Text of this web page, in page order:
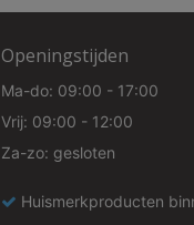
Openingstijden
Ma-do: 09:00 - 17:00
Vrij: 09:00 - 12:00
Za-zo: gesloten
Huismerkproducten